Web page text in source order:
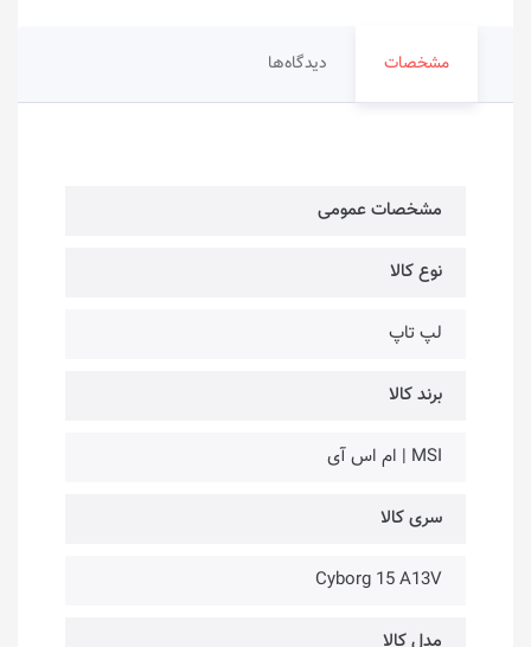
مشخصات دیدگاه‌ها
مشخصات عمومی
نوع کالا
لپ تاپ
برند کالا
MSI | ام اس آی
سری کالا
Cyborg 15 A13V